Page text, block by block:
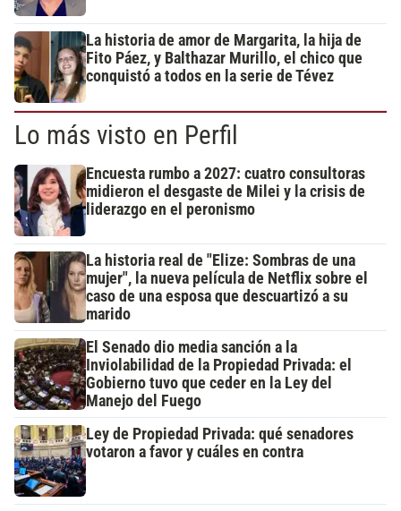
La historia de amor de Margarita, la hija de
Fito Páez, y Balthazar Murillo, el chico que
conquistó a todos en la serie de Tévez
Lo más visto en Perfil
Encuesta rumbo a 2027: cuatro consultoras
midieron el desgaste de Milei y la crisis de
liderazgo en el peronismo
La historia real de "Elize: Sombras de una
mujer", la nueva película de Netflix sobre el
caso de una esposa que descuartizó a su
marido
El Senado dio media sanción a la
Inviolabilidad de la Propiedad Privada: el
Gobierno tuvo que ceder en la Ley del
Manejo del Fuego
Ley de Propiedad Privada: qué senadores
votaron a favor y cuáles en contra